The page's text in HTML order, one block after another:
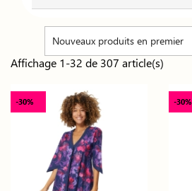
Nouveaux produits en premier
Affichage 1-32 de 307 article(s)
-30% -30%